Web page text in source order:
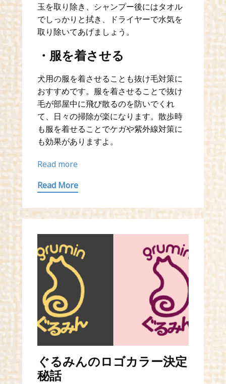
玉を取り除き、シャンプー後にはタオル
でしっかりと拭き、ドライヤーで水気を
取り除いてあげましょう。
・服を着させる
犬用の服を着させることも抜け毛対策に
おすすめです。服を着させることで抜け
毛が部屋中に飛び散るのを防いでくれ
て、日々の掃除が楽になります。散歩時
も服を着せることでケガや紫外線対策に
も効果がありますよ。
Read more
Read More
ぐるみんのロゴカラー決定
秘話